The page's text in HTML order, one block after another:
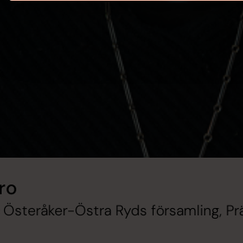
Östra Ryds församling,